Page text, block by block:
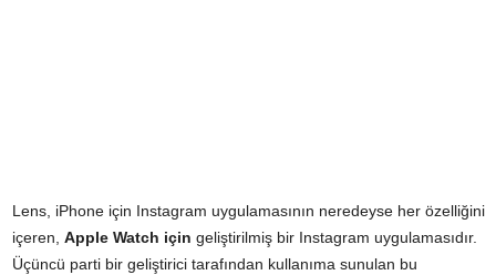
Lens, iPhone için Instagram uygulamasının neredeyse her özelliğini
içeren, Apple Watch için geliştirilmiş bir Instagram uygulamasıdır.
Üçüncü parti bir geliştirici tarafından kullanıma sunulan bu